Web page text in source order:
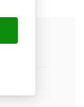
avoir